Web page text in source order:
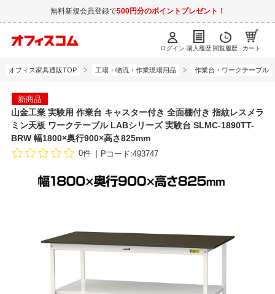
無料新規会員登録で500円分のポイントプレゼント！
ログイン 購入履歴 閲覧履歴 カート
オフィス家具通販TOP 工場・物流・作業現場用品 作業台・ワークテーブル
新商品
山金工業 実験用 作業台 キャスター付き 全面棚付き 指紋レスメラ
ミン天板 ワークテーブル LABシリーズ 実験台 SLMC-1890TT-
BRW 幅1800×奥行900×高さ825mm
0件 Pコード:493747